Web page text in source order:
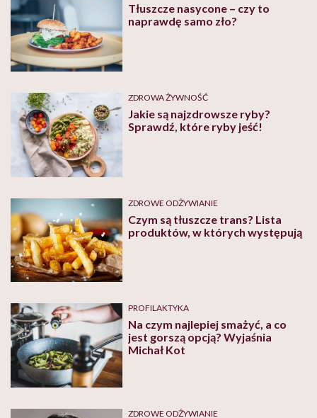
Tłuszcze nasycone – czy to
naprawdę samo zło?
ZDROWA ŻYWNOŚĆ
Jakie są najzdrowsze ryby?
Sprawdź, które ryby jeść!
ZDROWE ODŻYWIANIE
Czym są tłuszcze trans? Lista
produktów, w których występują
PROFILAKTYKA
Na czym najlepiej smażyć, a co
jest gorszą opcją? Wyjaśnia
Michał Kot
ZDROWE ODŻYWIANIE